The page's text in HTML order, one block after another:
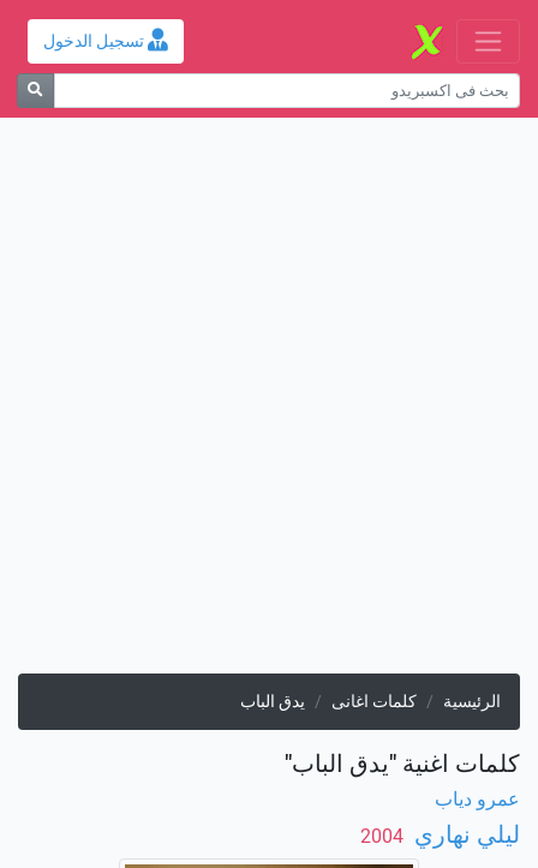
تسجيل الدخول
الرئيسية كلمات اغانى يدق الباب
كلمات اغنية "يدق الباب"
عمرو دياب
ليلي نهاري